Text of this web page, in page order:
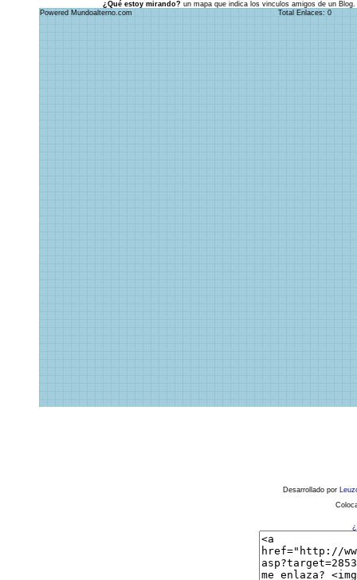
¿Qué estoy mirando? un mapa que indica los vinculos amigos de un
Powered Mundoalterno.com
Total Enlaces: 0
Desarrollado por